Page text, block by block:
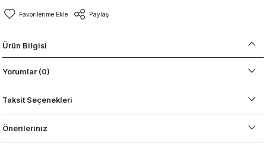
Paylaş
Ürün Bilgisi
Yorumlar (0)
Taksit Seçenekleri
Önerileriniz